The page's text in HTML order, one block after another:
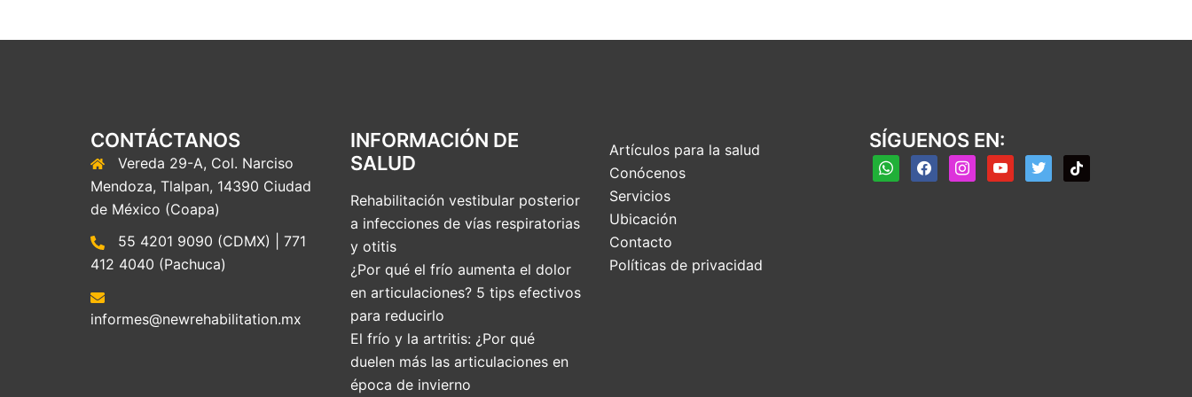
CONTÁCTANOS
Vereda 29-A, Col. Narciso
Mendoza, Tlalpan, 14390 Ciudad
de México (Coapa)
55 4201 9090 (CDMX) | 771
412 4040 (Pachuca)
informes@newrehabilitation.mx
INFORMACIÓN DE
SALUD
Rehabilitación vestibular posterior
a infecciones de vías respiratorias
y otitis
¿Por qué el frío aumenta el dolor
en articulaciones? 5 tips efectivos
para reducirlo
El frío y la artritis: ¿Por qué
duelen más las articulaciones en
época de invierno
Artículos para la salud
Conócenos
Servicios
Ubicación
Contacto
Políticas de privacidad
SÍGUENOS EN:
whatsappfacebookinstagramyoutubetwitter tiktok